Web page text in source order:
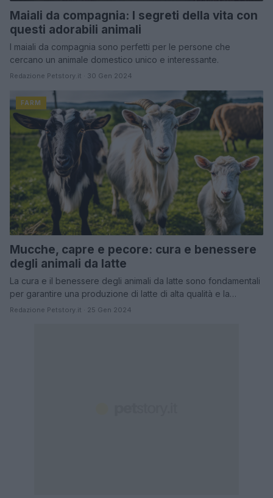
Maiali da compagnia: I segreti della vita con
questi adorabili animali
I maiali da compagnia sono perfetti per le persone che
cercano un animale domestico unico e interessante.
Redazione Petstory.it · 30 Gen 2024
FARM
Mucche, capre e pecore: cura e benessere
degli animali da latte
La cura e il benessere degli animali da latte sono fondamentali
per garantire una produzione di latte di alta qualità e la…
Redazione Petstory.it · 25 Gen 2024